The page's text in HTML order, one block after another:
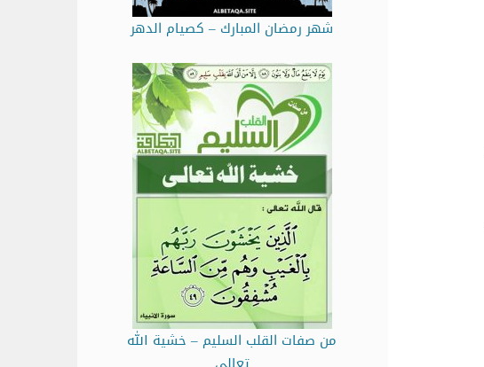
شهر رمضان المبارك – كصيام الدهر
من صفات القلب السليم – خشية الله